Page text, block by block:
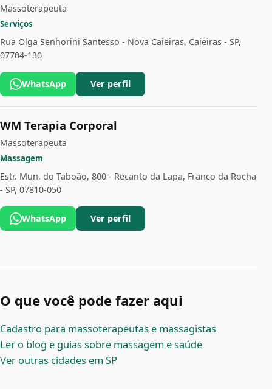
Massoterapeuta
Serviços
Rua Olga Senhorini Santesso - Nova Caieiras, Caieiras - SP,
07704-130
WhatsApp Ver perfil
WM Terapia Corporal
Massoterapeuta
Massagem
Estr. Mun. do Taboão, 800 - Recanto da Lapa, Franco da Rocha
- SP, 07810-050
WhatsApp Ver perfil
O que você pode fazer aqui
Cadastro para massoterapeutas e massagistas
Ler o blog e guias sobre massagem e saúde
Ver outras cidades em SP